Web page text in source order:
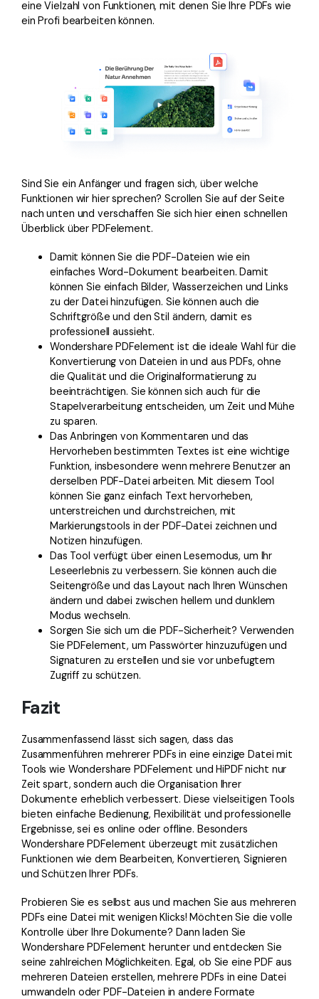
eine Vielzahl von Funktionen, mit denen Sie Ihre PDFs wie
ein Profi bearbeiten können.
Sind Sie ein Anfänger und fragen sich, über welche
Funktionen wir hier sprechen? Scrollen Sie auf der Seite
nach unten und verschaffen Sie sich hier einen schnellen
Überblick über PDFelement.
Damit können Sie die PDF-Dateien wie ein
einfaches Word-Dokument bearbeiten. Damit
können Sie einfach Bilder, Wasserzeichen und Links
zu der Datei hinzufügen. Sie können auch die
Schriftgröße und den Stil ändern, damit es
professionell aussieht.
Wondershare PDFelement ist die ideale Wahl für die
Konvertierung von Dateien in und aus PDFs, ohne
die Qualität und die Originalformatierung zu
beeinträchtigen. Sie können sich auch für die
Stapelverarbeitung entscheiden, um Zeit und Mühe
zu sparen.
Das Anbringen von Kommentaren und das
Hervorheben bestimmten Textes ist eine wichtige
Funktion, insbesondere wenn mehrere Benutzer an
derselben PDF-Datei arbeiten. Mit diesem Tool
können Sie ganz einfach Text hervorheben,
unterstreichen und durchstreichen, mit
Markierungstools in der PDF-Datei zeichnen und
Notizen hinzufügen.
Das Tool verfügt über einen Lesemodus, um Ihr
Leseerlebnis zu verbessern. Sie können auch die
Seitengröße und das Layout nach Ihren Wünschen
ändern und dabei zwischen hellem und dunklem
Modus wechseln.
Sorgen Sie sich um die PDF-Sicherheit? Verwenden
Sie PDFelement, um Passwörter hinzuzufügen und
Signaturen zu erstellen und sie vor unbefugtem
Zugriff zu schützen.
Fazit
Zusammenfassend lässt sich sagen, dass das
Zusammenführen mehrerer PDFs in eine einzige Datei mit
Tools wie Wondershare PDFelement und HiPDF nicht nur
Zeit spart, sondern auch die Organisation Ihrer
Dokumente erheblich verbessert. Diese vielseitigen Tools
bieten einfache Bedienung, Flexibilität und professionelle
Ergebnisse, sei es online oder offline. Besonders
Wondershare PDFelement überzeugt mit zusätzlichen
Funktionen wie dem Bearbeiten, Konvertieren, Signieren
und Schützen Ihrer PDFs.
Probieren Sie es selbst aus und machen Sie aus mehreren
PDFs eine Datei mit wenigen Klicks! Möchten Sie die volle
Kontrolle über Ihre Dokumente? Dann laden Sie
Wondershare PDFelement herunter und entdecken Sie
seine zahlreichen Möglichkeiten. Egal, ob Sie eine PDF aus
mehreren Dateien erstellen, mehrere PDFs in eine Datei
umwandeln oder PDF-Dateien in andere Formate